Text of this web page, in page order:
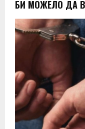
БИ МОЖЕЛО ДА